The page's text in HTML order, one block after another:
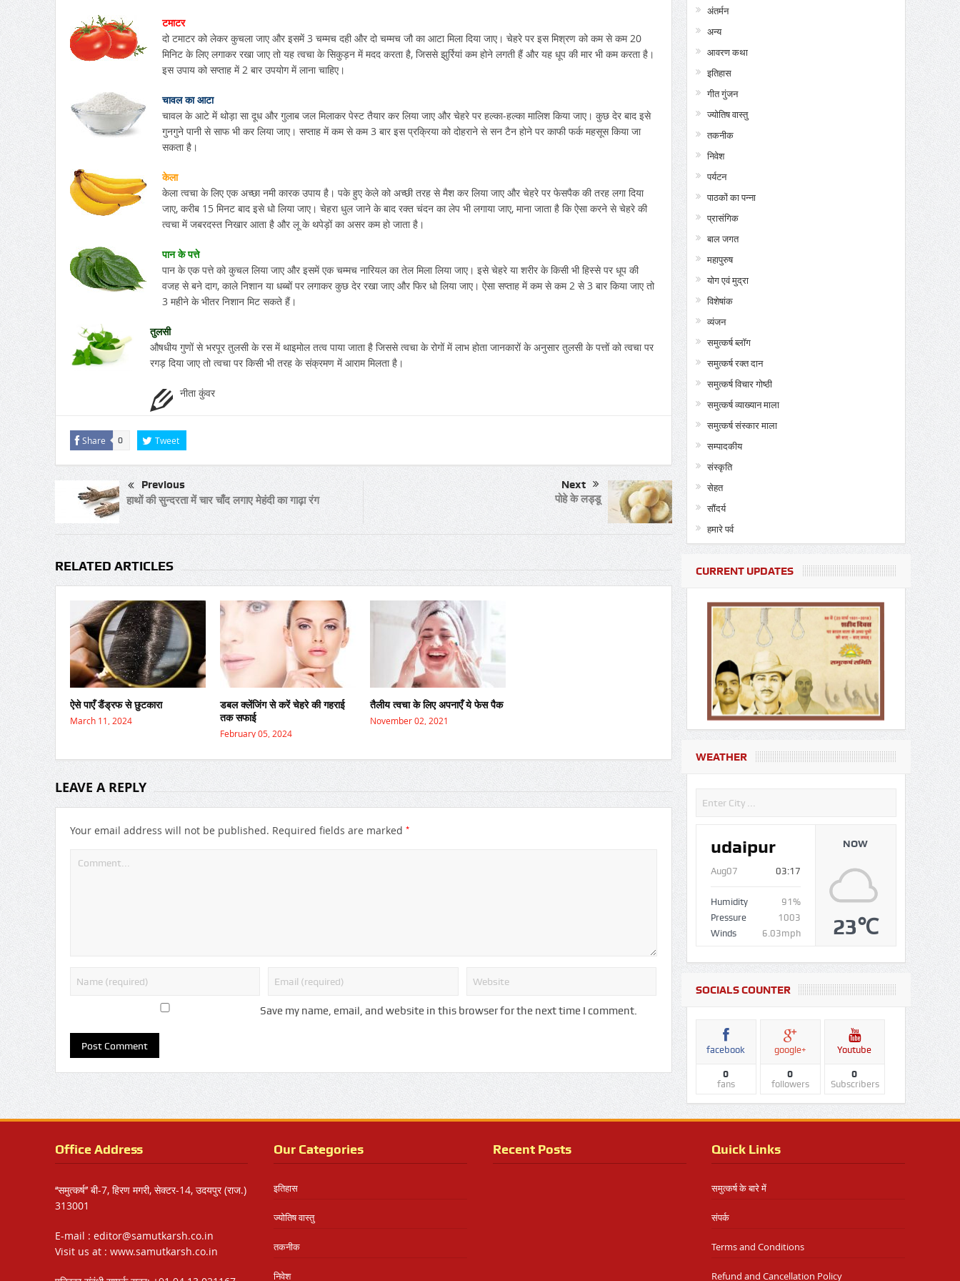
टमाटर
दो टमाटर को लेकर कुचला जाए और इसमें 3 चम्मच दही और दो चम्मच जौ का आटा मिला दिया जाए। चेहरे पर इस मिश्रण को कम से कम 20
मिनिट के लिए लगाकर रखा जाए तो यह त्वचा के सिकुड़न में मदद करता है, जिससे झुर्रियां कम होने लगती हैं और यह धूप की मार भी कम करता है।
इस उपाय को सप्ताह में 2 बार उपयोग में लाना चाहिए।
चावल का आटा
चावल के आटे में थोड़ा सा दूध और गुलाब जल मिलाकर पेस्ट तैयार कर लिया जाए और चेहरे पर हल्का-हल्का मालिश किया जाए। कुछ देर बाद इसे
गुनगुने पानी से साफ भी कर लिया जाए। सप्ताह में कम से कम 3 बार इस प्रक्रिया को दोहराने से सन टैन होने पर काफी फर्क महसूस किया जा
सकता है।
केला
केला त्वचा के लिए एक अच्छा नमी कारक उपाय है। पके हुए केले को अच्छी तरह से मैश कर लिया जाए और चेहरे पर फेसपैक की तरह लगा दिया
जाए, करीब 15 मिनट बाद इसे धो लिया जाए। चेहरा धुल जाने के बाद रक्त चंदन का लेप भी लगाया जाए, माना जाता है कि ऐसा करने से चेहरे की
त्वचा में जबरदस्त निखार आता है और लू के थपेड़ों का असर कम हो जाता है।
पान के पत्ते
पान के एक पत्ते को कुचल लिया जाए और इसमें एक चम्मच नारियल का तेल मिला लिया जाए। इसे चेहरे या शरीर के किसी भी हिस्से पर धूप की
वजह से बने दाग, काले निशान या धब्बों पर लगाकर कुछ देर रखा जाए और फिर धो लिया जाए। ऐसा सप्ताह में कम से कम 2 से 3 बार किया जाए तो
3 महीने के भीतर निशान मिट सकते हैं।
तुलसी
औषधीय गुणों से भरपूर तुलसी के रस में थाइमोल तत्व पाया जाता है जिससे त्वचा के रोगों में लाभ होता जानकारों के अनुसार तुलसी के पत्तों को त्वचा पर
रगड़ दिया जाए तो त्वचा पर किसी भी तरह के संक्रमण में आराम मिलता है।
नीता कुंवर
Share 0 Tweet
Previous
हाथों की सुन्दरता में चार चाँद लगाए मेहंदी का गाढ़ा रंग
Next
पोहे के लड्डू
RELATED ARTICLES
ऐसे पाएँ डैंड्रफ से छुटकारा
March 11, 2024
डबल क्लेंजिंग से करें चेहरे की गहराई
तक सफाई
February 05, 2024
तैलीय त्वचा के लिए अपनाएँ ये फेस पैक
November 02, 2021
LEAVE A REPLY
Your email address will not be published. Required fields are marked *
Save my name, email, and website in this browser for the next time I comment.
अंतर्मन
अन्य
आवरण कथा
इतिहास
गीत गुंजन
ज्योतिष वास्तु
तकनीक
निवेश
पर्यटन
पाठकों का पन्ना
प्रासंगिक
बाल जगत
महापुरुष
योग एवं मुद्रा
विशेषांक
व्यंजन
समुत्कर्ष ब्लॉग
समुत्कर्ष रक्त दान
समुत्कर्ष विचार गोष्ठी
समुत्कर्ष व्याख्यान माला
समुत्कर्ष संस्कार माला
सम्पादकीय
संस्कृति
सेहत
सौंदर्य
हमारे पर्व
CURRENT UPDATES
WEATHER
udaipur
Aug07 03:17
Humidity
91%
Pressure
1003
Winds
6.03mph
NOW
23℃
SOCIALS COUNTER
facebook
0
fans
google+
0
followers
Youtube
0
Subscribers
Office Address
‘‘समुत्कर्ष’’ बी-7, हिरण मगरी, सेक्टर-14, उदयपुर (राज.)
313001
E-mail : editor@samutkarsh.co.in
Visit us at : www.samutkarsh.co.in
Our Categories
इतिहास
ज्योतिष वास्तु
तकनीक
निवेश
Recent Posts Quick Links
समुत्कर्ष के बारे में
संपर्क
Terms and Conditions
Refund and Cancellation Policy